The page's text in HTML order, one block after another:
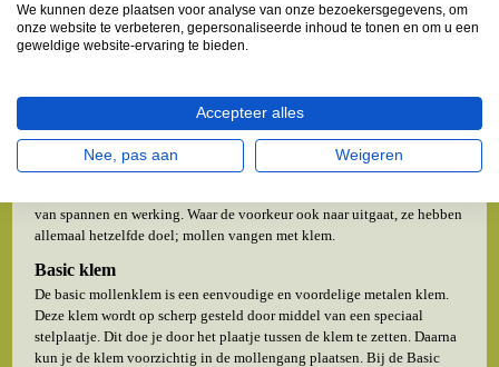
veel verstoord. Laat het gebied zoveel mogelijk in tact. Draag
handschoenen tijdens het plaatsen om te voorkomen dat de mol wordt
de mollen daadwerkelijk vangen.
Diverse soorten
Er zijn veel verschillende soorten klemmen te koop in verschillende
van spannen en werking. Waar de voorkeur ook naar uitgaat, ze hebben
allemaal hetzelfde doel; mollen vangen met klem.
Basic klem
De basic mollenklem is een eenvoudige en voordelige metalen klem.
Deze klem wordt op scherp gesteld door middel van een speciaal
stelplaatje. Dit doe je door het plaatje tussen de klem te zetten. Daarna
kun je de klem voorzichtig in de mollengang plaatsen. Bij de Basic
We kunnen deze plaatsen voor analyse van onze bezoekersgegevens, om
onze website te verbeteren, gepersonaliseerde inhoud te tonen en om u een
geweldige website-ervaring te bieden.
Accepteer alles
Nee, pas aan Weigeren